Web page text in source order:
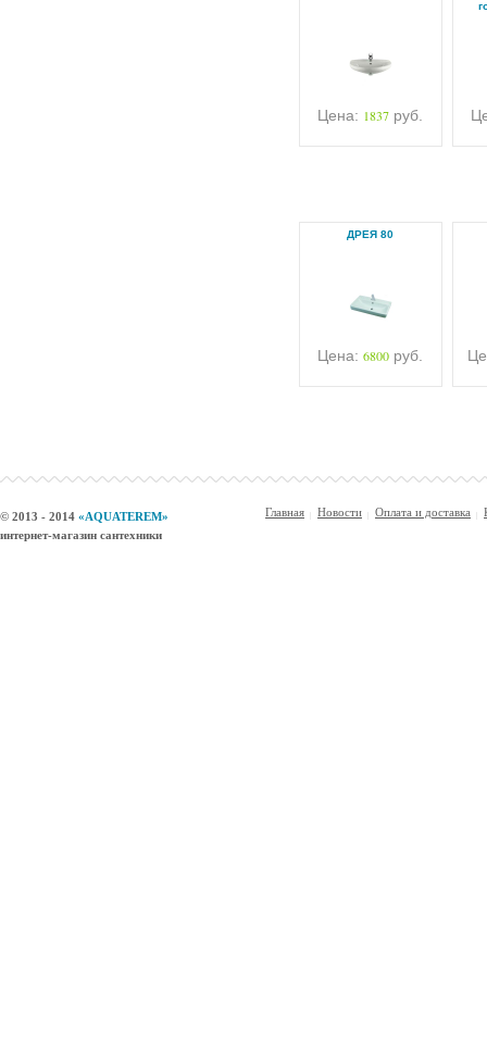
Цена: 1837 руб.
ДРЕЯ 80
Цена: 6800 руб.
© 2013 - 2014 «AQUATEREM»
интернет-магазин сантехники
Главная Новости Оплата и доставка